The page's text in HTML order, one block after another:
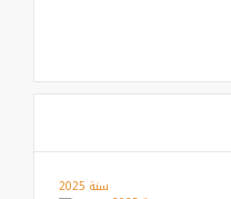
سنة 2025